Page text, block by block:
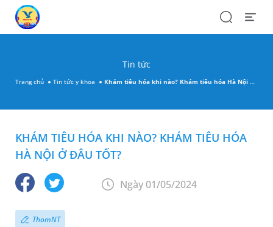
SearchOpen
Tin tức
Trang chủ Tin tức y khoa Khám tiêu hóa khi nào? Khám tiêu hóa Hà Nội ở đâu tốt?
KHÁM TIÊU HÓA KHI NÀO? KHÁM TIÊU HÓA
HÀ NỘI Ở ĐÂU TỐT?
Ngày 01/05/2024
ThomNT